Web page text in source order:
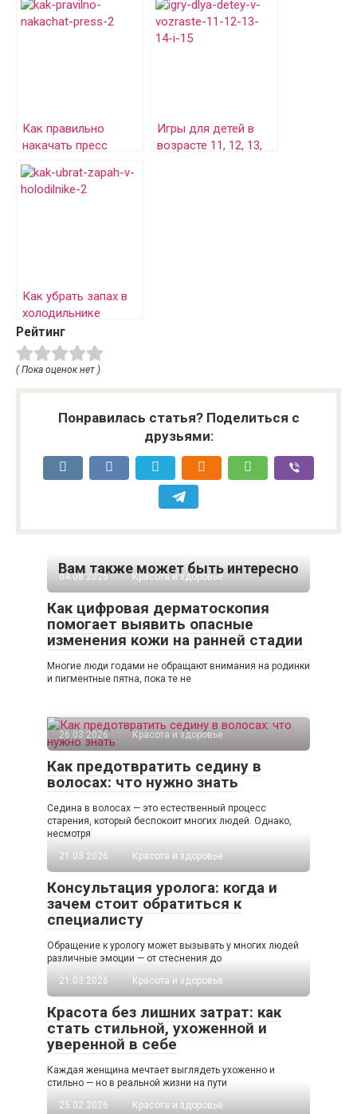
Как правильно
накачать пресс
Игры для детей в
возрасте 11, 12, 13,
Как убрать запах в
холодильнике
Рейтинг
( Пока оценок нет )
Понравилась статья? Поделиться с
друзьями:
Вам также может быть интересно
04.08.2026 Красота и здоровье
Как цифровая дерматоскопия
помогает выявить опасные
изменения кожи на ранней стадии
Многие люди годами не обращают внимания на родинки
и пигментные пятна, пока те не
26.03.2026 Красота и здоровье
Как предотвратить седину в
волосах: что нужно знать
Седина в волосах — это естественный процесс
старения, который беспокоит многих людей. Однако,
несмотря
21.03.2026
Красота и здоровье
Консультация уролога: когда и
зачем стоит обратиться к
специалисту
Обращение к урологу может вызывать у многих людей
различные эмоции — от стеснения до
21.03.2026
Красота и здоровье
Красота без лишних затрат: как
стать стильной, ухоженной и
уверенной в себе
Каждая женщина мечтает выглядеть ухоженно и
стильно — но в реальной жизни на пути
25.02.2026
Красота и здоровье